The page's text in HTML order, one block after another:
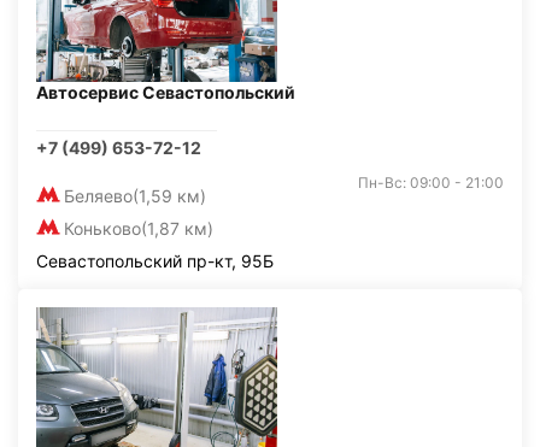
Автосервис Севастопольский
+7 (499) 653-72-12
Беляево(1,59 км)
Коньково(1,87 км)
Пн-Вс: 09:00 - 21:00
Севастопольский пр-кт, 95Б